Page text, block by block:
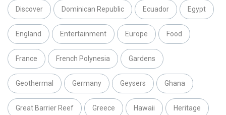
Discover Dominican Republic Ecuador Egypt
England Entertainment Europe Food
France French Polynesia Gardens
Geothermal Germany Geysers Ghana
Great Barrier Reef Greece Hawaii Heritage